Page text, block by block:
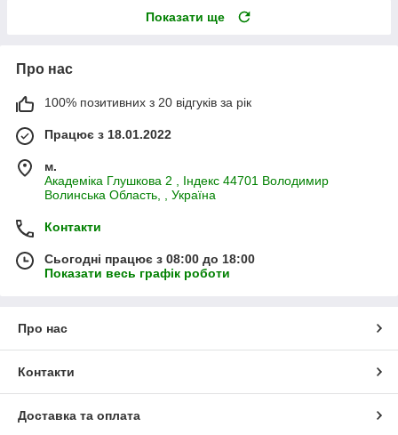
Показати ще
Про нас
100% позитивних з 20 відгуків за рік
Працює з 18.01.2022
м.
Академiка Глушкова 2 , Iндекс 44701 Володимир
Волинська Область, , Україна
Контакти
Сьогодні працює з 08:00 до 18:00
Показати весь графік роботи
Про нас
Контакти
Доставка та оплата